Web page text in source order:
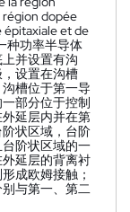
dopée
épitaxiale et de
种功率半导体
并设置有沟
设置在沟槽
槽位于第一导
部分位于控制
延层内并在第
状区域，台阶
阶状区域的一
延层的背离衬
成欧姆接触；
与第一、第二